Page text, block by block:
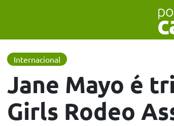
Internacional
Jane Mayo é
Girls Rodeo